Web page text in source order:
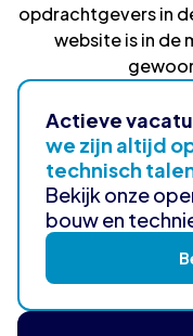
opdrachtgevers in
website is in de
Actieve
we zijn altijd
technisch
Bekijk onze
bouw en